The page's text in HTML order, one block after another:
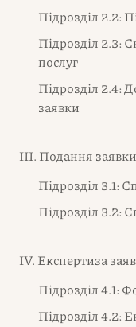
Підрозділ 2.2:
Підрозділ 2.3:
послуг
Підрозділ 2.4:
заявки
III. Подання
Підрозділ 3.1:
Підрозділ 3.2:
IV. Експертиза
Підрозділ 4.1:
Підрозділ 4.2: